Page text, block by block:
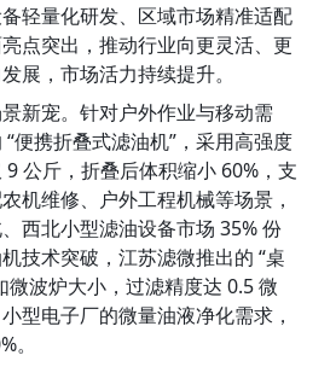
轻量化研发、区域市场精准适配
点突出，推动行业向更灵活、更
展，市场活力持续提升。
新宠。针对户外作业与移动需
便携折叠式滤油机”，采用高强度
公斤，折叠后体积缩小 60%，支
机维修、户外工程机械等场景，
西北小型滤油设备市场 35% 份
技术突破，江苏滤微推出的 “桌
微波炉大小，过滤精度达 0.5 微
型电子厂的微量油液净化需求，
。